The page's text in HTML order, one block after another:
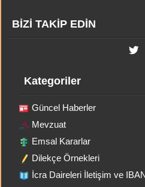
BİZİ TAKİP EDİN
Kategoriler
Güncel Haberler
Mevzuat
Emsal Kararlar
Dilekçe Örnekleri
İcra Daireleri İletişim ve